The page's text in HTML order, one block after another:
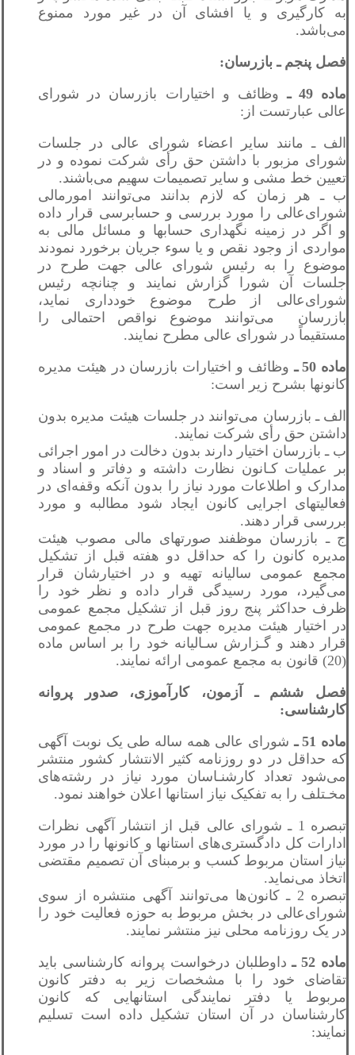
به کارگیری و یا افشای آن در غیر مورد ممنوع
می‌باشد.
فصل پنجم ـ بازرسان:
ماده 49 ـ
وظائف و اختیارات بازرسان در شورای
عالی عبارتست از:
الف ـ مانند سایر اعضاء شورای عالی در جلسات
شورای مزبور با داشتن حق رأی شرکت نموده و در
تعیین خط مشی و سایر تصمیمات سهیم می‌باشند.
ب ـ هر زمان که لازم بدانند می‌توانند امورمالی
شورای‌عالی را مورد بررسی و حسابرسی قرار داده
و اگر در زمینه نگهداری حسابها و مسائل مالی به
مواردی از وجود نقص و یا سوء جریان برخورد نمودند
موضوع را به رئیس شورای عالی جهت طرح در
جلسات آن شورا گزارش نمایند و چنانچه رئیس
شورای‌عالی از طرح موضوع خودداری نماید،
بازرسان می‌توانند موضوع نواقص احتمالی را
مستقیماً در شورای عالی مطرح نمایند.
ماده 50 ـ
وظائف و اختيارات بازرسان در هیئت مدیره
کانونها بشرح زیر است:
الف ـ بازرسان می‌توانند در جلسات هیئت مدیره بدون
داشتن حق رأی شرکت نمایند.
ب ـ بازرسان اختیار دارند بدون دخالت در امور اجرائی
بر عملیات کـانون نظارت داشته و دفاتر و اسناد و
مدارک و اطلاعات مورد نیاز را بدون آنکه وقفه‌ای در
فعالیتهای اجرایی کانون ایجاد شود مطالبه و مورد
بررسی قرار دهند.
ج ـ بازرسان موظفند صورتهای مالی مصوب هیئت
مدیره کانون را که حداقل دو هفته قبل از تشکیل
مجمع عمومی سالیانه تهیه و در اختیارشان قرار
می‌گیرد، مورد رسیدگی قرار داده و نظر خود را
ظرف حداکثر پنج روز قبل از تشکیل مجمع عمومی
در اختیار هیئت مدیره جهت طرح در مجمع عمومی
قرار دهند و گـزارش سـالیانه خود را بر اساس ماده
(20) قانون به مجمع عمومی ارائه نمایند.
فصل ششم ـ آزمون، کارآموزی، صدور پروانه
کارشناسی:
ماده 51 ـ
شورای عالی همه ساله طی یک نوبت آگهی
که حداقل در دو روزنامه کثیر الانتشار کشور منتشر
می‌شود تعداد کارشنـاسان مورد نیاز در رشته‌های
مخـتلف را به تفکیک نیاز استانها اعلان خواهند نمود.
تبصره 1 ـ شورای عالی قبل از انتشار آگهی نظرات
ادارات کل دادگستری‌های استانها و کانونها را در مورد
نیاز استان مربوط کسب و برمبنای آن تصمیم مقتضی
اتخاذ می‌نماید.
تبصره 2 ـ کانون‌ها می‌توانند آگهی منتشره از سوی
شورای‌عالی در بخش مربوط به حوزه فعالیت خود را
در یک روزنامه محلی نیز منتشر نمایند.
ماده 52 ـ
داوطلبان درخواست پروانه کارشناسی باید
تقاضای خود را با مشخصات زیر به دفتر کانون
مربوط یا دفتر نمایندگی استانهايی که کانون
کارشناسان در آن استان تشکیل داده است تسلیم
نمایند: